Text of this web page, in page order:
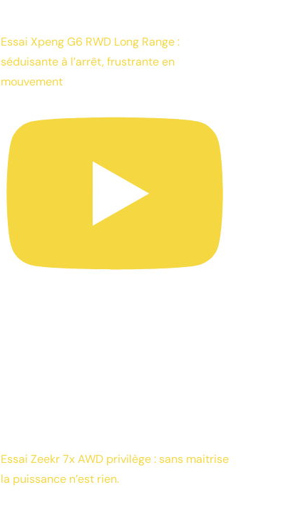
Essai Xpeng G6 RWD Long Range :
séduisante à l’arrêt, frustrante en
mouvement
Essai Zeekr 7x AWD privilège : sans maitrise
la puissance n’est rien.